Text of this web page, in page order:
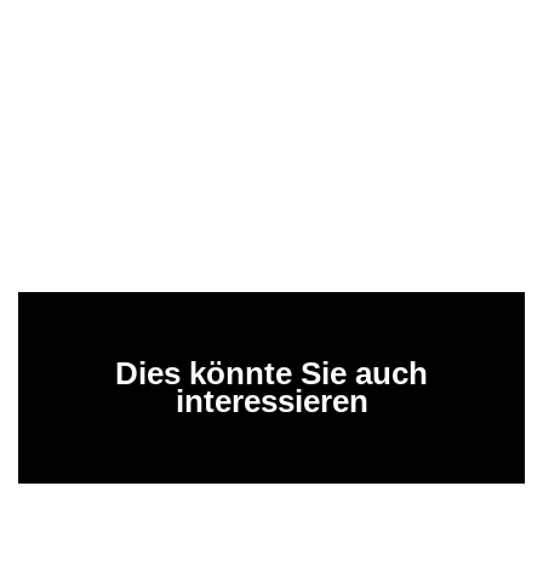
Dies könnte Sie auch
interessieren